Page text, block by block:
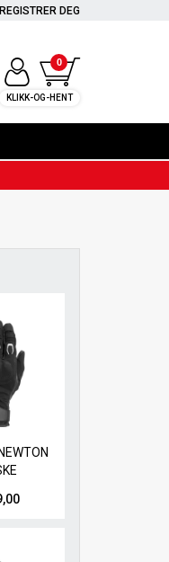
REGISTRER DEG
0
KLIKK-OG-HENT